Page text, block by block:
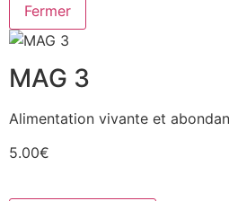
Fermer
MAG 3
Alimentation vivante et
5.00€